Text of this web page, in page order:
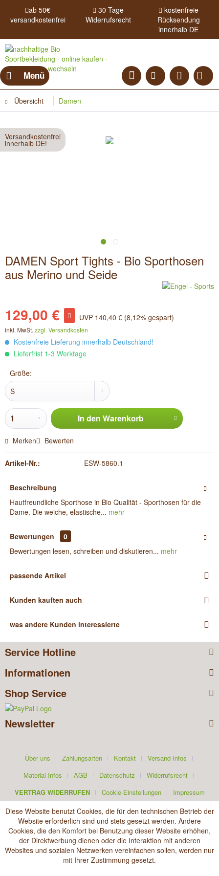
ab 50€
versandkostenfrei
30 Tage
Widerrufsrecht
kostenfreie
Rücksendung
innerhalb DE
Menü
Übersicht Damen
Versandkostenfrei
innerhalb DE!
DAMEN Sport Tights - Bio Sporthosen
aus Merino und Seide
129,00 € UVP 140,40 €(8,12% gespart)
inkl. MwSt. zzgl. Versandkosten
Kostenfreie Lieferung innerhalb Deutschland!
Lieferfrist 1-3 Werktage
Größe:
In den Warenkorb
Merken Bewerten
Artikel-Nr.: ESW-5860.1
Beschreibung
Hautfreundliche Sporthose in Bio Qualität - Sporthosen für die
Dame. Die weiche, elastische... mehr
Bewertungen
0
Bewertungen lesen, schreiben und diskutieren... mehr
passende Artikel
Kunden kauften auch
was andere Kunden interessierte
Service Hotline
Informationen
Shop Service
Newsletter
Über uns Zahlungsarten Kontakt
Versand-Infos
Material-Infos
AGB Datenschutz
Widerrufsrecht
VERTRAG WIDERRUFEN
Cookie-Einstellungen Impressum
Diese Website benutzt Cookies, die für den technischen Betrieb der
Website erforderlich sind und stets gesetzt werden. Andere
Cookies, die den Komfort bei Benutzung dieser Website erhöhen,
der Direktwerbung dienen oder die Interaktion mit anderen
Websites und sozialen Netzwerken vereinfachen sollen, werden nur
mit Ihrer Zustimmung gesetzt.